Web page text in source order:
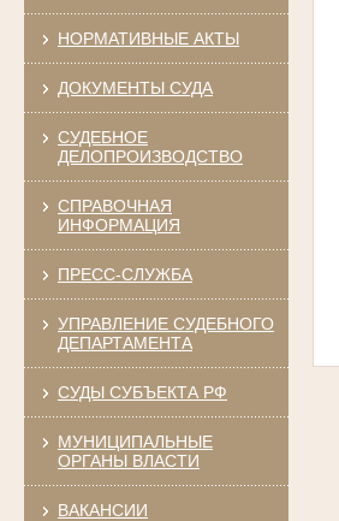
НОРМАТИВНЫЕ АКТЫ
ДОКУМЕНТЫ СУДА
СУДЕБНОЕ
ДЕЛОПРОИЗВОДСТВО
СПРАВОЧНАЯ
ИНФОРМАЦИЯ
ПРЕСС-СЛУЖБА
УПРАВЛЕНИЕ СУДЕБНОГО
ДЕПАРТАМЕНТА
СУДЫ СУБЪЕКТА РФ
МУНИЦИПАЛЬНЫЕ
ОРГАНЫ ВЛАСТИ
ВАКАНСИИ